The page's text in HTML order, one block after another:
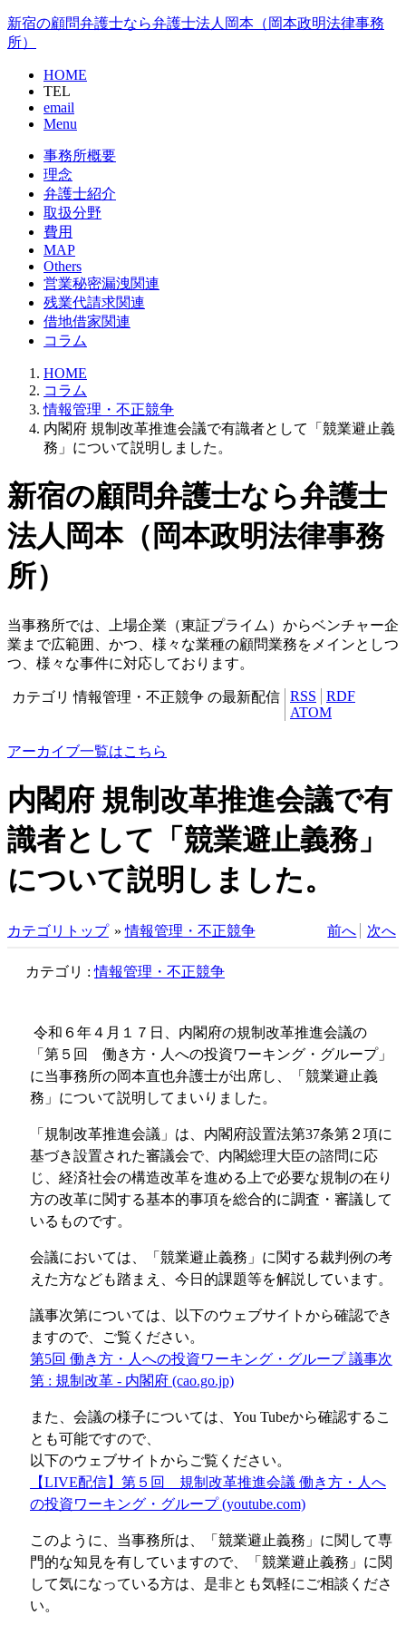
新宿の顧問弁護士なら弁護士法人岡本（岡本政明法律事務
所）
HOME
TEL
email
Menu
事務所概要
理念
弁護士紹介
取扱分野
費用
MAP
Others
営業秘密漏洩関連
残業代請求関連
借地借家関連
コラム
HOME
コラム
情報管理・不正競争
内閣府 規制改革推進会議で有識者として「競業避止義
務」について説明しました。
新宿の顧問弁護士なら弁護士
法人岡本（岡本政明法律事務
所）
当事務所では、上場企業（東証プライム）からベンチャー企
業まで広範囲、かつ、様々な業種の顧問業務をメインとしつ
つ、様々な事件に対応しております。
カテゴリ 情報管理・不正競争 の最新配信 RSS
RDF
ATOM
アーカイブ一覧はこちら
内閣府 規制改革推進会議で有
識者として「競業避止義務」
について説明しました。
カテゴリトップ »情報管理・不正競争 前へ 次へ
カテゴリ :情報管理・不正競争
令和６年４月１７日、内閣府の規制改革推進会議の
「第５回 働き方・人への投資ワーキング・グループ」
に当事務所の岡本直也弁護士が出席し、「競業避止義
務」について説明してまいりました。
「規制改革推進会議」は、内閣府設置法第37条第２項に
基づき設置された審議会で、内閣総理大臣の諮問に応
じ、経済社会の構造改革を進める上で必要な規制の在り
方の改革に関する基本的事項を総合的に調査・審議して
いるものです。
会議においては、「競業避止義務」に関する裁判例の考
えた方なども踏まえ、今日的課題等を解説しています。
議事次第については、以下のウェブサイトから確認でき
ますので、ご覧ください。
第5回 働き方・人への投資ワーキング・グループ 議事次
第 : 規制改革 - 内閣府 (cao.go.jp)
また、会議の様子については、You Tubeから確認するこ
とも可能ですので、
以下のウェブサイトからご覧ください。
【LIVE配信】第５回 規制改革推進会議 働き方・人へ
の投資ワーキング・グループ (youtube.com)
このように、当事務所は、「競業避止義務」に関して専
門的な知見を有していますので、「競業避止義務」に関
して気になっている方は、是非とも気軽にご相談くださ
い。